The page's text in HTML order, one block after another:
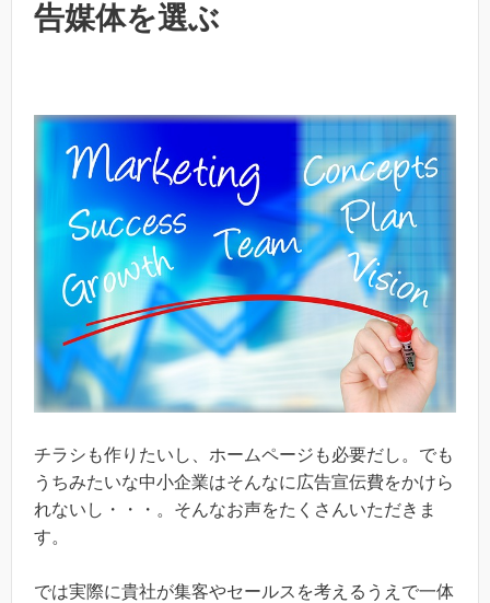
告媒体を選ぶ
チラシも作りたいし、ホームページも必要だし。でも
うちみたいな中小企業はそんなに広告宣伝費をかけら
れないし・・・。そんなお声をたくさんいただきま
す。
では実際に貴社が集客やセールスを考えるうえで一体